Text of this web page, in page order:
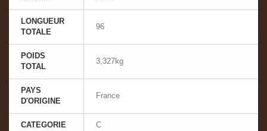
LONGUEUR
TOTALE
96
POIDS
TOTAL
3,327kg
PAYS
D'ORIGINE
France
CATEGORIE C